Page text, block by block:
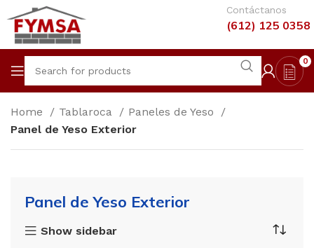
Contáctanos
(612) 125 0358
0
Home Tablaroca
Paneles de Yeso
Panel de Yeso Exterior
Panel de Yeso Exterior
Show sidebar